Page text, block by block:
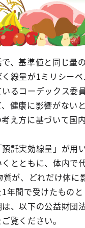
、基準値と同じ量
線量が1ミリシー
るコーデックス委
健康に影響がない
え方に基づいて国
託実効線量」が用
とともに、体内で
質が、どれだけ体
年間で受けたもの
、以下の公益財団
覧ください。